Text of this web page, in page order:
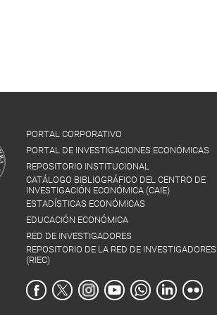
PORTAL CORPORATIVO
PORTAL DE INVESTIGACIONES ECONÓMICAS
REPOSITORIO INSTITUCIONAL
CATÁLOGO BIBLIOGRÁFICO DEL CENTRO DE
INVESTIGACIÓN ECONÓMICA (CAIE)
ESTADÍSTICAS ECONÓMICAS
EDUCACIÓN ECONÓMICA
RED DE INVESTIGADORES
REPOSITORIO DE LA RED DE INVESTIGADORES
(RIEC)